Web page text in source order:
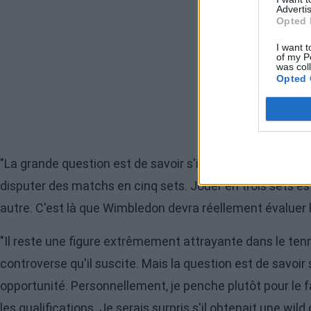
Opted
I want
of my
was
Opted
"La grande question est de savoir s'il a assez de
disputer des matchs en cinq sets. Jouer en trois sets
autre. C'est là que Wimbledon devra réellement évaluer
"Il reste une figure extrêmement attrayante dans le
controverse qu'il suscite. Mais la question est de
opportunité. Personnellement, je penche plutôt pour
les qualifications. Je serais surpris s'il obtenait une